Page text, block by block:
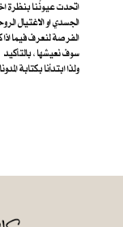
اتحدت عيونُنا بنظرة
الجسدي او الاغتيال
الفرصة لنعرف فيما
سوف نعيشها ، بالتأكيد
ولذا ابتدأنا بكتابة